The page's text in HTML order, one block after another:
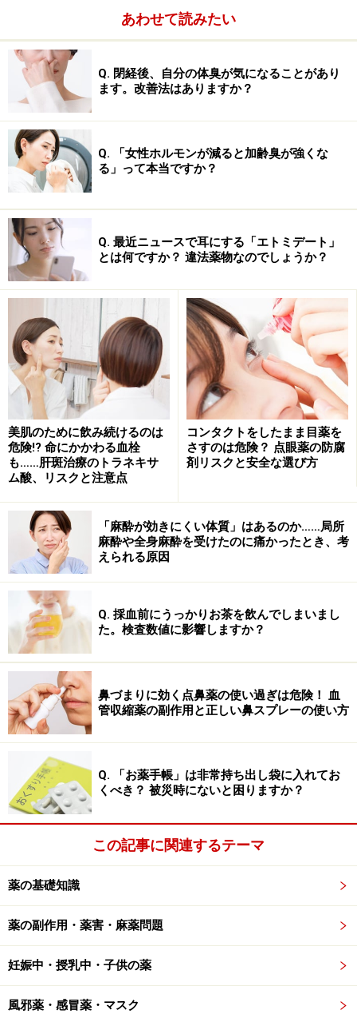
あわせて読みたい
Q. 閉経後、自分の体臭が気になることがあり
ます。改善法はありますか？
Q. 「女性ホルモンが減ると加齢臭が強くな
る」って本当ですか？
Q. 最近ニュースで耳にする「エトミデート」
とは何ですか？ 違法薬物なのでしょうか？
美肌のために飲み続けるのは
危険!? 命にかかわる血栓
も……肝斑治療のトラネキサ
ム酸、リスクと注意点
コンタクトをしたまま目薬を
さすのは危険？ 点眼薬の防腐
剤リスクと安全な選び方
「麻酔が効きにくい体質」はあるのか……局所
麻酔や全身麻酔を受けたのに痛かったとき、考
えられる原因
Q. 採血前にうっかりお茶を飲んでしまいまし
た。検査数値に影響しますか？
鼻づまりに効く点鼻薬の使い過ぎは危険！ 血
管収縮薬の副作用と正しい鼻スプレーの使い方
Q. 「お薬手帳」は非常持ち出し袋に入れてお
くべき？ 被災時にないと困りますか？
この記事に関連するテーマ
薬の基礎知識
薬の副作用・薬害・麻薬問題
妊娠中・授乳中・子供の薬
風邪薬・感冒薬・マスク